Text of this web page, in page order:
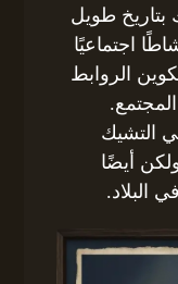
بتاريخ طويل
اجتماعيًا
الروابط
التشيك
أيضًا
البلاد.